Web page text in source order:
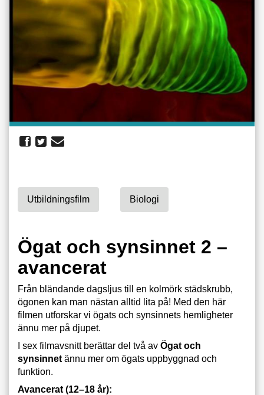
Utbildningsfilm Biologi
Ögat och synsinnet 2 –
avancerat
Från bländande dagsljus till en kolmörk städskrubb,
ögonen kan man nästan alltid lita på! Med den här
filmen utforskar vi ögats och synsinnets hemligheter
ännu mer på djupet.
I sex filmavsnitt berättar del två av Ögat och
synsinnet ännu mer om ögats uppbyggnad och
funktion.
Avancerat (12–18 år):